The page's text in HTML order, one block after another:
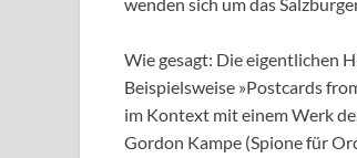
wenden sich um das
Wie gesagt: Die eigentlichen
Beispielsweise »Postcards
im Kontext mit einem Werk
Gordon Kampe (Spione für